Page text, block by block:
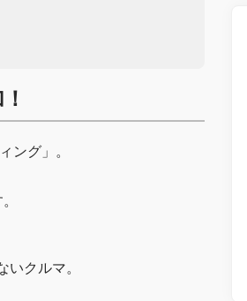
ング」。
クルマ。